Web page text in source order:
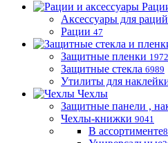
Аксессуары для раций
Рации 47
Защитные пленки 1972
Защитные стекла 6989
Утилиты для
Чехлы
Защитные панели ,
Чехлы-книжки 9041
В ассортименте